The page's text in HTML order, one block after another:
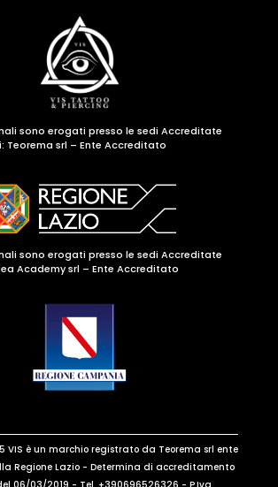
sono erogati presso le sedi Accreditate
Teorema srl – Ente Accreditato
sono erogati presso le sedi Accreditate
Academy srl – Ente Accreditato
VIS è un marchio registrato da Teorema srl ente
Regione Lazio - Determina di accreditamento